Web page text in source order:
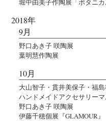
堀中由美子作陶展「ボタニカ
2018年
9月
野口あき子 咲陶展
葉明慧作陶展
10月
大山智子・貫井美保子・福
ハンドメイドアクセサリー
野口あき子 咲陶展
伊藤千穂個展『GLAMOUR』